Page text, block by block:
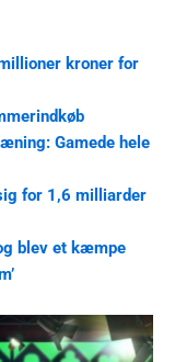
kroner for
Gamede hele
for 1,6 milliarder
blev et kæmpe